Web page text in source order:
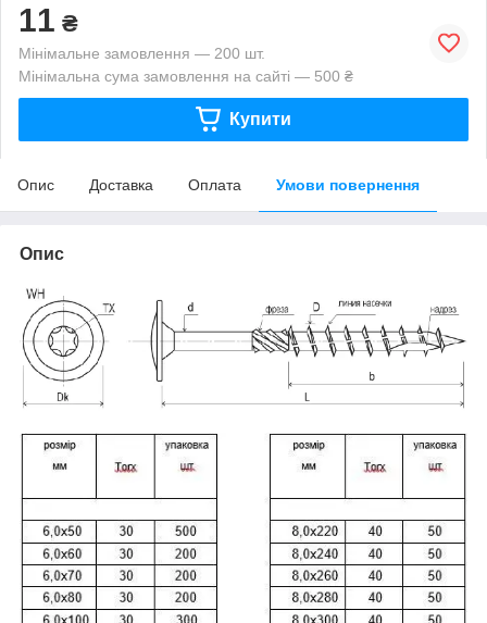
11 ₴
Мінімальне замовлення — 200 шт.
Мінімальна сума замовлення на сайті — 500 ₴
Купити
Опис Доставка Оплата Умови повернення
Опис